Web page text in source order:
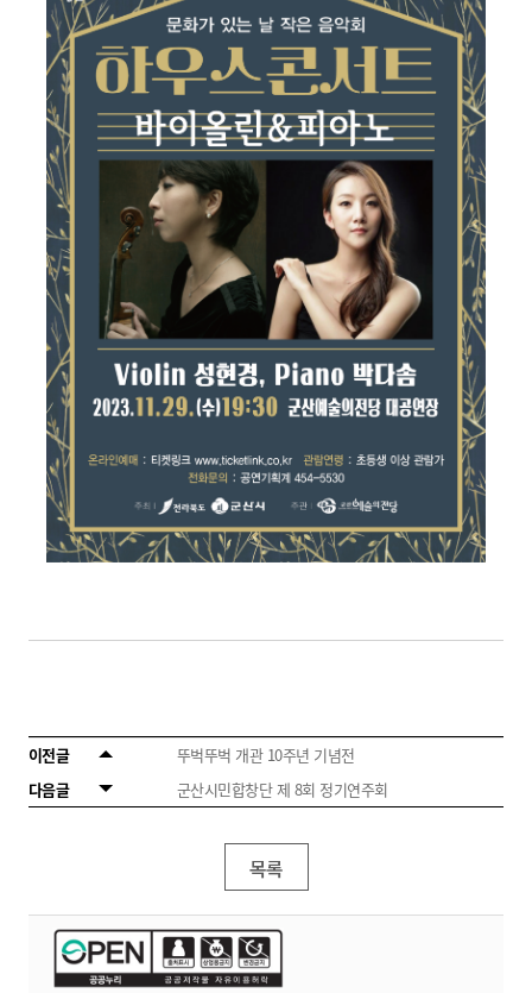
이전글
뚜벅뚜벅 개관 10주년 기념전
다음글
군산시민합창단 제 8회 정기연주회
목록